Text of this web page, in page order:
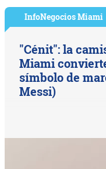
InfoNegocios Miami
"Cénit": la
Miami
símbolo de
Messi)